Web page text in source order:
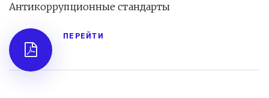
Антикоррупционные стандарты
ПЕРЕЙТИ